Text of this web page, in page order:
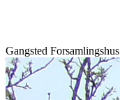
Gangsted Forsamlingshus